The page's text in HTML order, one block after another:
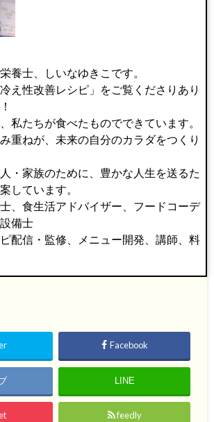
養士、しいなゆきこです。
え性改善レシピ」をご覧くださりあり
私たちが食べたものでできています。
重ねが、未来の自分のカラダをつくり
・家族のために、豊かな人生を送るた
しています。
士、食生活アドバイザー、フードコーデ
備士
ピ配信・監修、メニュー開発、講師、料
Facebook
LINE
feedly